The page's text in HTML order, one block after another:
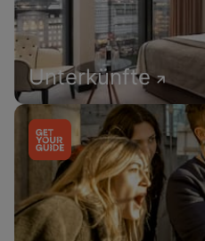
Unterkünfte